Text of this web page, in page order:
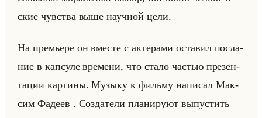
ские чув­ства выше на­уч­ной цели.
На пре­мье­ре он вме­сте с ак­те­ра­ми оста­вил по­сла­
ние в кап­су­ле вре­ме­ни, что стало ча­стью пре­зен­
та­ции кар­ти­ны. Му­зы­ку к фильму на­пи­сал Мак­
сим Фа­де­ев . Со­зда­те­ли пла­ни­ру­ют вы­пу­стить